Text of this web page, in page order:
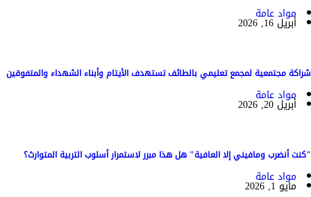
مواد عامة
أبريل 16, 2026
شراكة مجتمعية لمجمع تعليمي بالطائف تستهدف الأيتام وأبناء الشهداء والمتفوقين
مواد عامة
أبريل 20, 2026
"كنت أنضرب ومافيني إلا العافية" هل هذا مبرر لاستمرار أسلوب التربية المتوارث؟
مواد عامة
مايو 1, 2026